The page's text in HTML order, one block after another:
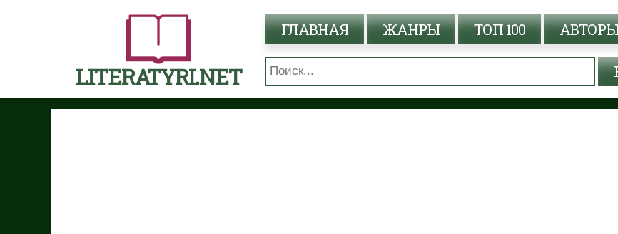
LITERATYRI.NET
ГЛАВНАЯ ЖАНРЫ ТОП 100 АВТОРЫ